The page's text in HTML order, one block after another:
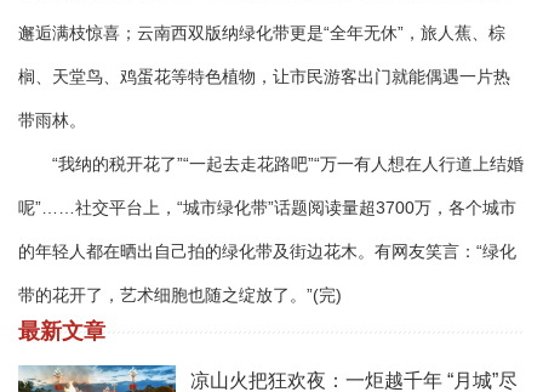
邂逅满枝惊喜；云南西双版纳绿化带更是“全年无休”，旅人蕉、棕
榈、天堂鸟、鸡蛋花等特色植物，让市民游客出门就能偶遇一片热
带雨林。
“我纳的税开花了”“一起去走花路吧”“万一有人想在人行道上结婚
呢”……社交平台上，“城市绿化带”话题阅读量超3700万，各个城市
的年轻人都在晒出自己拍的绿化带及街边花木。有网友笑言：“绿化
带的花开了，艺术细胞也随之绽放了。”(完)
最新文章
凉山火把狂欢夜：一炬越千年 “月城”尽